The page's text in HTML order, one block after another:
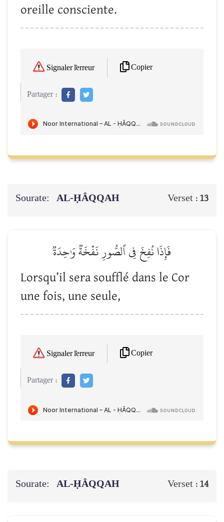
oreille consciente.
Signaler l'erreur Copier
Partager :
Sourate: AL-ḤÂQQAH Verset : 13
فَإِذَا نُفِخَ فِي ٱلصُّورِ نَفۡخَةٞ وَٰحِدَةٞ
Lorsqu’il sera soufflé dans le Cor
une fois, une seule,
Signaler l'erreur Copier
Partager :
Sourate: AL-ḤÂQQAH Verset : 14